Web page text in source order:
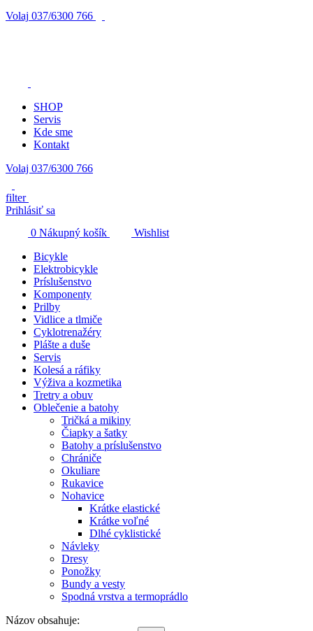
Volaj 037/6300 766
SHOP
Servis
Kde sme
Kontakt
Volaj 037/6300 766
filter
Prihlásiť sa
0 Nákupný košík
Wishlist
Bicykle
Elektrobicykle
Príslušenstvo
Komponenty
Prilby
Vidlice a tlmiče
Cyklotrenažéry
Plášte a duše
Servis
Kolesá a ráfiky
Výživa a kozmetika
Tretry a obuv
Oblečenie a batohy
Tričká a mikiny
Čiapky a šatky
Batohy a príslušenstvo
Chrániče
Okuliare
Rukavice
Nohavice
Krátke elastické
Krátke voľné
Dlhé cyklistické
Návleky
Dresy
Ponožky
Bundy a vesty
Spodná vrstva a termoprádlo
Názov obsahuje: